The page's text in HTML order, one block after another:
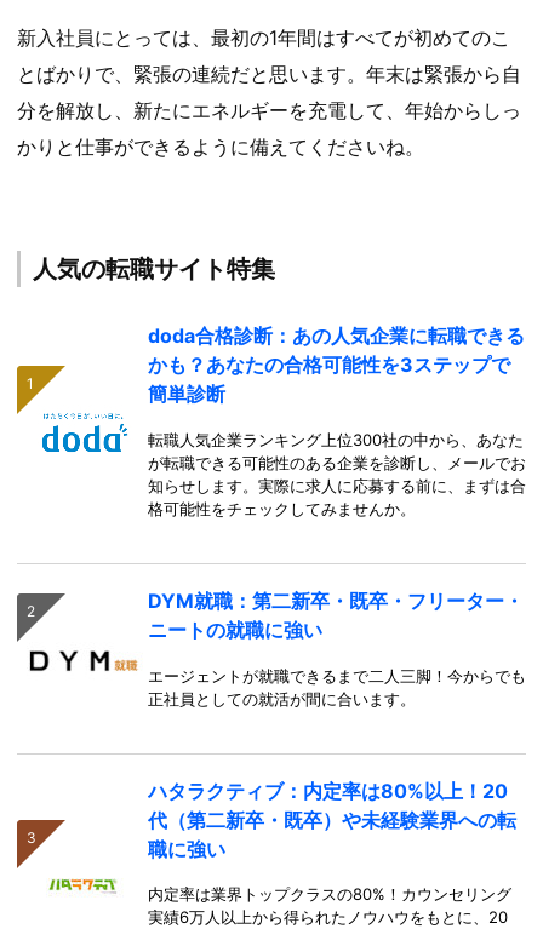
新入社員にとっては、最初の1年間はすべてが初めてのこ
とばかりで、緊張の連続だと思います。年末は緊張から自
分を解放し、新たにエネルギーを充電して、年始からしっ
かりと仕事ができるように備えてくださいね。
人気の転職サイト特集
doda合格診断：あの人気企業に転職できる
かも？あなたの合格可能性を3ステップで
簡単診断
転職人気企業ランキング上位300社の中から、あなた
が転職できる可能性のある企業を診断し、メールでお
知らせします。実際に求人に応募する前に、まずは合
格可能性をチェックしてみませんか。
DYM就職：第二新卒・既卒・フリーター・
ニートの就職に強い
エージェントが就職できるまで二人三脚！今からでも
正社員としての就活が間に合います。
ハタラクティブ：内定率は80%以上！20
代（第二新卒・既卒）や未経験業界への転
職に強い
内定率は業界トップクラスの80%！カウンセリング
実績6万人以上から得られたノウハウをもとに、20